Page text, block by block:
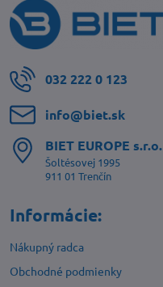
032 222 0 123
info​@biet​.sk
BIET EUROPE s​.r​.o​.
Šoltésovej 1995
911 01 Trenčín
Informácie:
Nákupný radca
Obchodné podmienky